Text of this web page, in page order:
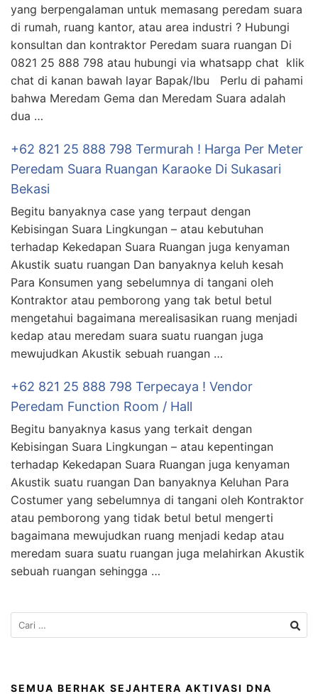
yang berpengalaman untuk memasang peredam suara
di rumah, ruang kantor, atau area industri ? Hubungi
konsultan dan kontraktor Peredam suara ruangan Di
0821 25 888 798 atau hubungi via whatsapp chat klik
chat di kanan bawah layar Bapak/Ibu Perlu di pahami
bahwa Meredam Gema dan Meredam Suara adalah
dua …
+62 821 25 888 798 Termurah ! Harga Per Meter
Peredam Suara Ruangan Karaoke Di Sukasari
Bekasi
Begitu banyaknya case yang terpaut dengan
Kebisingan Suara Lingkungan – atau kebutuhan
terhadap Kekedapan Suara Ruangan juga kenyaman
Akustik suatu ruangan Dan banyaknya keluh kesah
Para Konsumen yang sebelumnya di tangani oleh
Kontraktor atau pemborong yang tak betul betul
mengetahui bagaimana merealisasikan ruang menjadi
kedap atau meredam suara suatu ruangan juga
mewujudkan Akustik sebuah ruangan …
+62 821 25 888 798 Terpecaya ! Vendor
Peredam Function Room / Hall
Begitu banyaknya kasus yang terkait dengan
Kebisingan Suara Lingkungan – atau kepentingan
terhadap Kekedapan Suara Ruangan juga kenyaman
Akustik suatu ruangan Dan banyaknya Keluhan Para
Costumer yang sebelumnya di tangani oleh Kontraktor
atau pemborong yang tidak betul betul mengerti
bagaimana mewujudkan ruang menjadi kedap atau
meredam suara suatu ruangan juga melahirkan Akustik
sebuah ruangan sehingga …
SEMUA BERHAK SEJAHTERA AKTIVASI DNA